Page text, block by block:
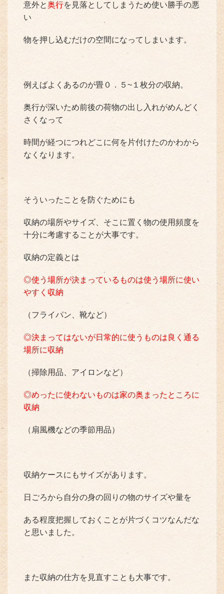
意外と奥行を見落としてしまうため使い勝手の悪
い
物を押し込むだけの空間になってしまいます。
例えばよくあるのが畳０．５~１枚分の収納。
奥行が深いため前後の荷物の出し入れがめんどく
さくなって
時間が経つにつれどこに何を片付けたのかわから
なくなります。
そういったことを防ぐためにも
収納の場所やサイズ、そこに置く物の使用頻度を
十分に考慮することが大事です。
収納の定義とは
◎使う場所が決まっているものは使う場所に使い
やすく収納
（フライパン、靴など）
◎決まってはないが日常的に使うものは良く通る
場所に収納
（掃除用品、アイロンなど）
◎めったに使わないものは家の奥まったところに
収納
（扇風機などの季節用品）
収納ケースにもサイズがあります。
日ごろから自分の身の回りの物のサイズや量を
ある程度把握しておくことが片づくコツなんだな
と思いました。
また収納の仕方を見直すことも大事です。